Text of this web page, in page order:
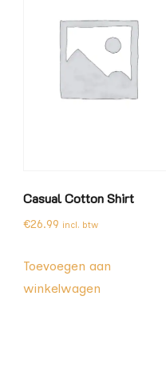
Casual Cotton Shirt
€26.99 incl. btw
Toevoegen aan
winkelwagen